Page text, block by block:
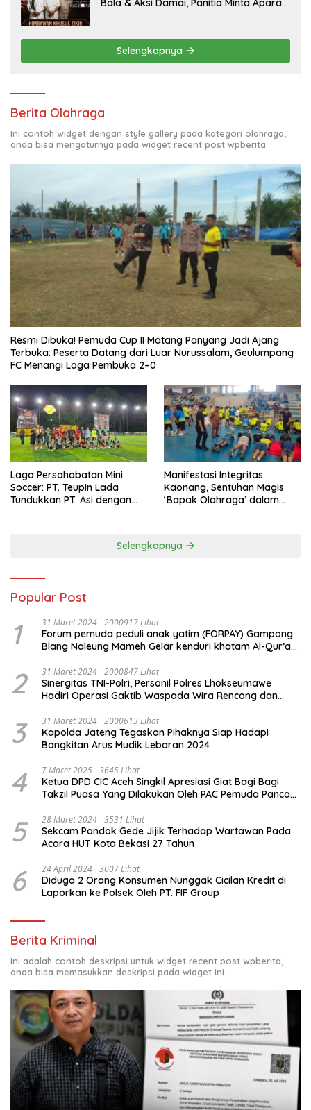
Bala & Aksi Damai, Panitia Minta Aparat
Selengkapnya
Berita Olahraga
Ini contoh widget dengan style gallery pada kategori olahraga,
anda bisa mengaturnya pada widget recent post wpberita.
Resmi Dibuka! Pemuda Cup II Matang Panyang Jadi Ajang
Terbuka: Peserta Datang dari Luar Nurussalam, Geulumpang
FC Menangi Laga Pembuka 2–0
Laga Persahabatan Mini
Soccer: PT. Teupin Lada
Tundukkan PT. Asi dengan
Manifestasi Integritas
Kaonang, Sentuhan Magis
‘Bapak Olahraga’ dalam
Selengkapnya
Popular Post
1 31 Maret 2024 2000917 Lihat
Forum pemuda peduli anak yatim (FORPAY) Gampong
Blang Naleung Mameh Gelar kenduri khatam Al-Qur’an
2 31 Maret 2024 2000847 Lihat
Sinergitas TNI-Polri, Personil Polres Lhokseumawe
Hadiri Operasi Gaktib Waspada Wira Rencong dan
3 31 Maret 2024 2000613 Lihat
Kapolda Jateng Tegaskan Pihaknya Siap Hadapi
Bangkitan Arus Mudik Lebaran 2024
4 7 Maret 2025 3645 Lihat
Ketua DPD CIC Aceh Singkil Apresiasi Giat Bagi Bagi
Takzil Puasa Yang Dilakukan Oleh PAC Pemuda Panca
Meriah Kabupaten Aceh Singkil
5 28 Maret 2024 3531 Lihat
Sekcam Pondok Gede Jijik Terhadap Wartawan Pada
Acara HUT Kota Bekasi 27 Tahun
6 24 April 2024 3007 Lihat
Diduga 2 Orang Konsumen Nunggak Cicilan Kredit di
Laporkan ke Polsek Oleh PT. FIF Group
Berita Kriminal
Ini adalah contoh deskripsi untuk widget recent post wpberita,
anda bisa memasukkan deskripsi pada widget ini.